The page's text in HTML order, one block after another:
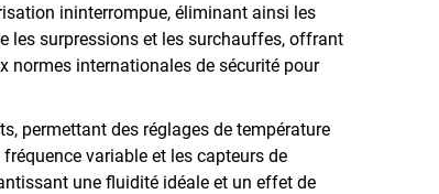
ininterrompue, éliminant ainsi les
les surpressions et les surchauffes, offrant
normes internationales de sécurité pour
permettant des réglages de température
variable et les capteurs de
une fluidité idéale et un effet de